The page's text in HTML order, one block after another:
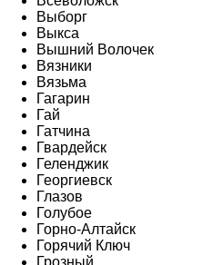
Выборг
Выкса
Вышний Волочек
Вязники
Вязьма
Гагарин
Гай
Гатчина
Гвардейск
Геленджик
Георгиевск
Глазов
Голубое
Горно-Алтайск
Горячий Ключ
Грозный